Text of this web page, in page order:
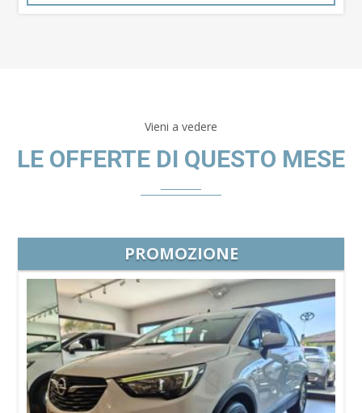
Vieni a vedere
LE OFFERTE DI QUESTO MESE
PROMOZIONE